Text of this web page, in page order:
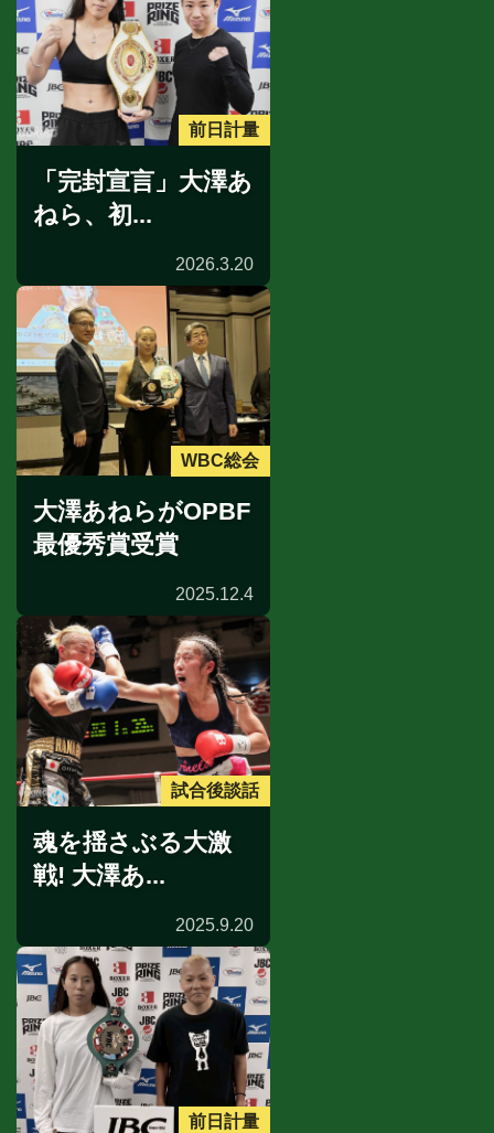
前日計量
「完封宣言」大澤あ
ねら、初...
2026.3.20
WBC総会
大澤あねらがOPBF
最優秀賞受賞
2025.12.4
試合後談話
魂を揺さぶる大激
戦! 大澤あ...
2025.9.20
前日計量